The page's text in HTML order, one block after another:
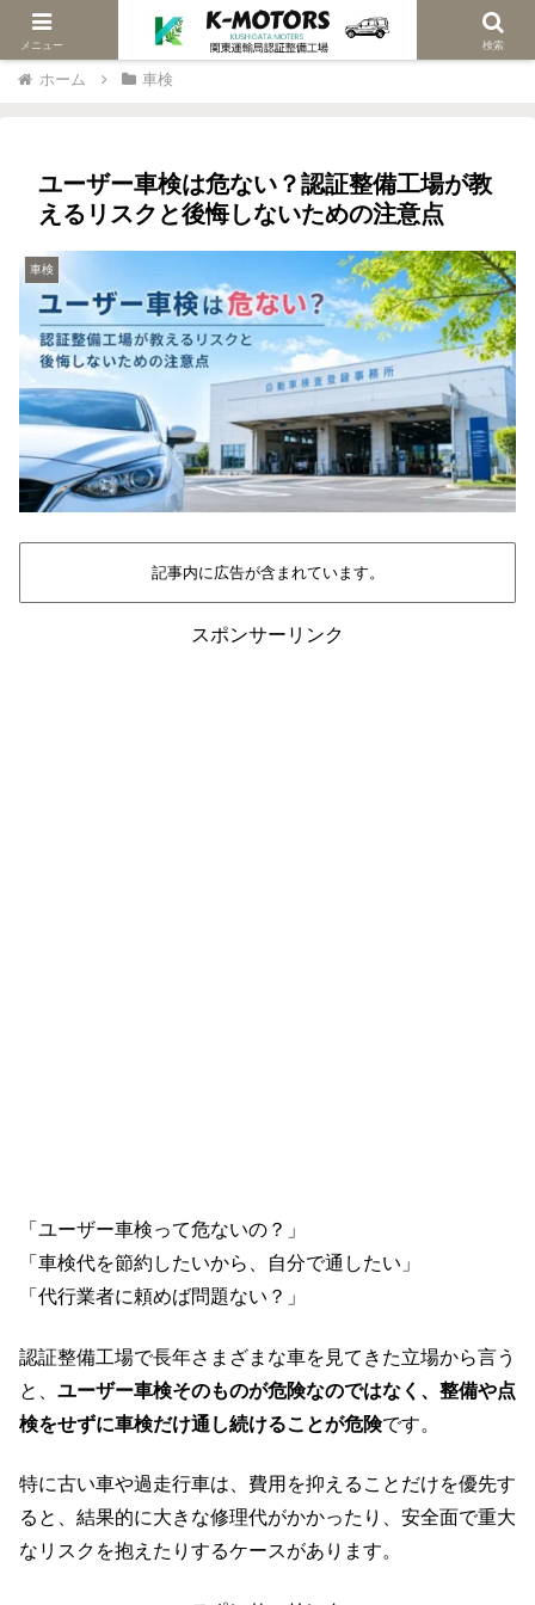
当社は関東陸運局認証車検修理工場です
ホーム 車検
ユーザー車検は危ない？認証整備工場が教
えるリスクと後悔しないための注意点
車検
記事内に広告が含まれています。
スポンサーリンク
「ユーザー車検って危ないの？」
「車検代を節約したいから、自分で通したい」
「代行業者に頼めば問題ない？」
認証整備工場で長年さまざまな車を見てきた立場から言う
と、 ユーザー車検そのものが危険なのではなく、整備や点
検をせずに車検だけ通し続けることが危険です。
特に古い車や過走行車は、費用を抑えることだけを優先す
ると、結果的に大きな修理代がかかったり、安全面で重大
なリスクを抱えたりするケースがあります。
メニュー 検索